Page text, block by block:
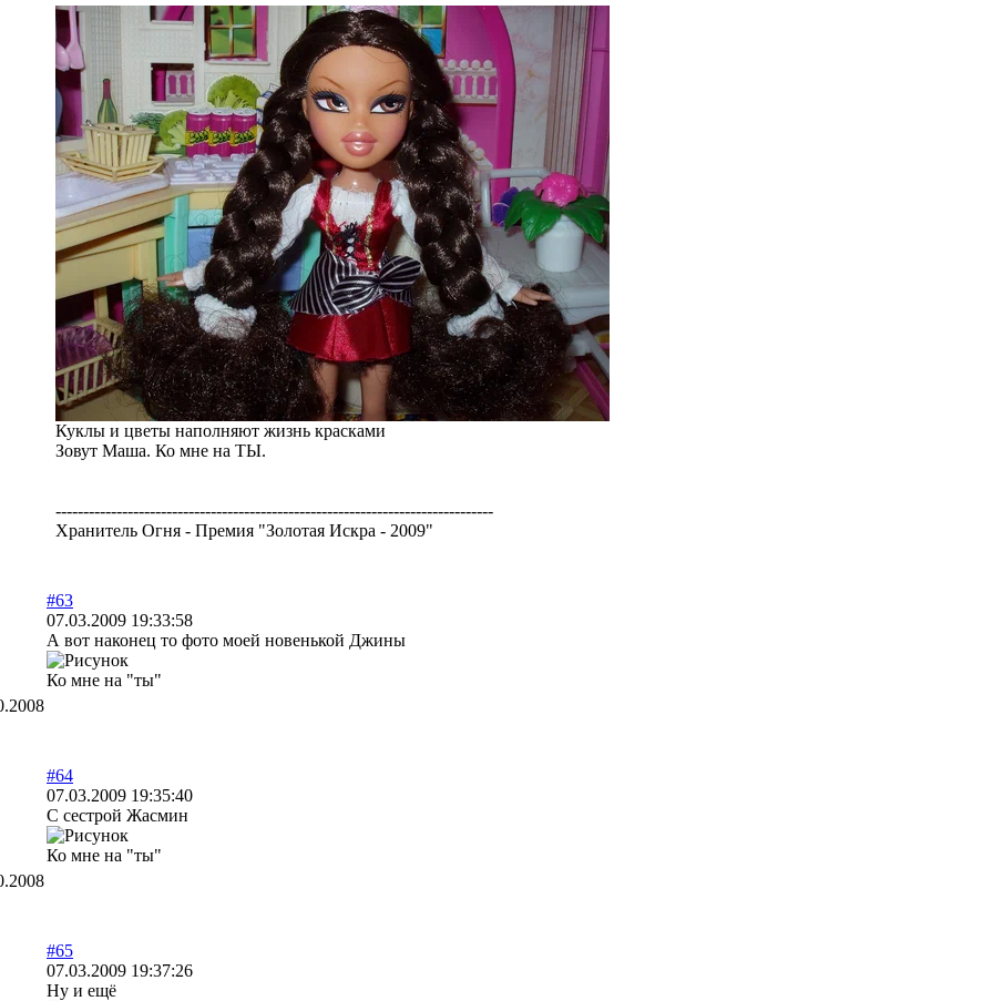
Куклы и цветы наполняют жизнь красками
Зовут Маша. Ко мне на ТЫ.
-------------------------------------------------------------------------------
Хранитель Огня - Премия "Золотая Искра - 2009"
#63
07.03.2009 19:33:58
А вот наконец то фото моей новенькой Джины
Ко мне на "ты"
#64
07.03.2009 19:35:40
С сестрой Жасмин
Ко мне на "ты"
#65
07.03.2009 19:37:26
Ну и ещё